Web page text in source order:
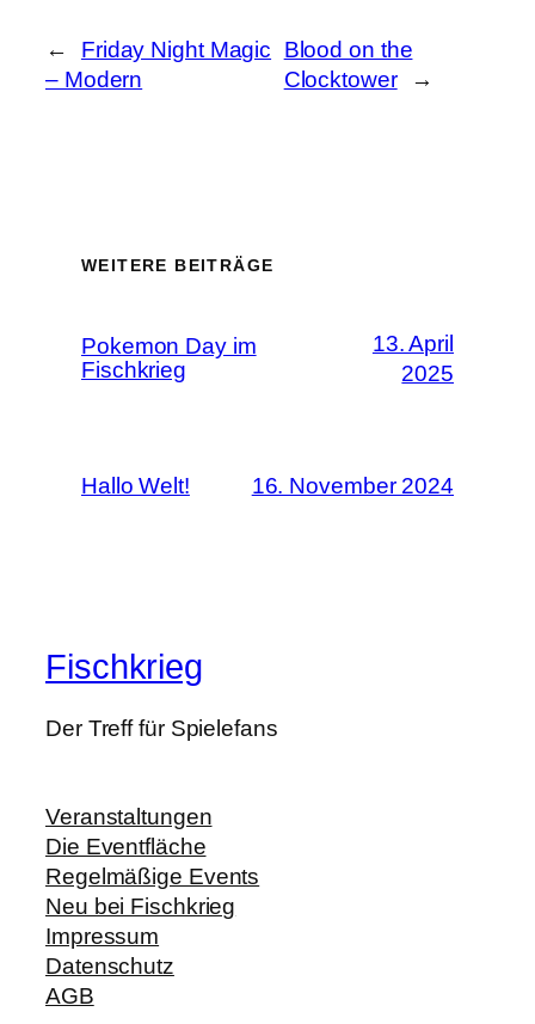
←
Friday Night Magic
– Modern
Blood on the
Clocktower
→
WEITERE BEITRÄGE
Pokemon Day im
Fischkrieg
13. April
2025
Hallo Welt! 16. November 2024
Fischkrieg
Der Treff für Spielefans
Veranstaltungen
Die Eventfläche
Regelmäßige Events
Neu bei Fischkrieg
Impressum
Datenschutz
AGB